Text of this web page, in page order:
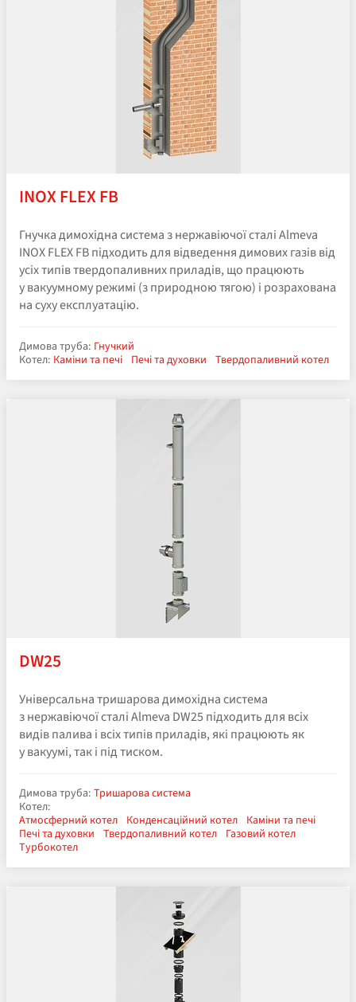
INOX FLEX FB
Гнучка димохідна система з нержавіючої сталі Almeva
INOX FLEX FB підходить для відведення димових газів від
усіх типів твердопаливних приладів, що працюють
у вакуумному режимі (з природною тягою) і розрахована
на суху експлуатацію.
Димова труба: Гнучкий
Котел: Каміни та печі Печі та духовки Твердопаливний котел
DW25
Універсальна тришарова димохідна система
з нержавіючої сталі Almeva DW25 підходить для всіх
видів палива і всіх типів приладів, які працюють як
у вакуумі, так і під тиском.
Димова труба: Тришарова система
Котел:
Атмосферний котел Конденсаційний котел Каміни та печі
Печі та духовки Твердопаливний котел Газовий котел
Турбокотел